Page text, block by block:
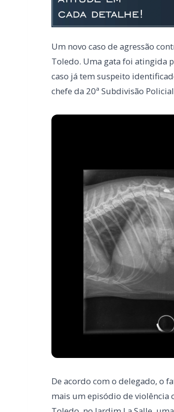
caso já tem suspeito
chefe da 20ª Subdivisão
De acordo com o delegado, o
mais um episódio de
fogo. Os proprietários do
disparo será ouvido e
ao Poder Judiciário